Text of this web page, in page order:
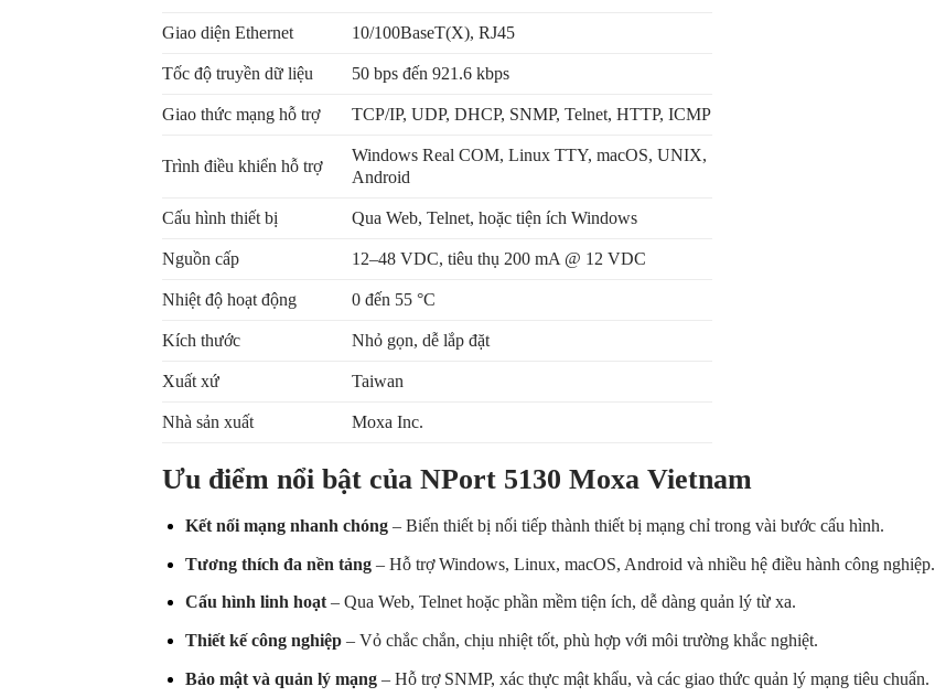
Giao diện Ethernet 10/100BaseT(X), RJ45
Tốc độ truyền dữ liệu 50 bps đến 921.6 kbps
Giao thức mạng hỗ trợ TCP/IP, UDP, DHCP, SNMP, Telnet, HTTP, ICMP
Trình điều khiển hỗ trợ
Windows Real COM, Linux TTY, macOS, UNIX,
Android
Cấu hình thiết bị Qua Web, Telnet, hoặc tiện ích Windows
Nguồn cấp 12–48 VDC, tiêu thụ 200 mA @ 12 VDC
Nhiệt độ hoạt động 0 đến 55 °C
Kích thước Nhỏ gọn, dễ lắp đặt
Xuất xứ Taiwan
Nhà sản xuất Moxa Inc.
Ưu điểm nổi bật của NPort 5130 Moxa Vietnam
Kết nối mạng nhanh chóng– Biến thiết bị nối tiếp thành thiết bị mạng chỉ trong vài bước cấu hình.
Tương thích đa nền tảng– Hỗ trợ Windows, Linux, macOS, Android và nhiều hệ điều hành công nghiệp.
Cấu hình linh hoạt– Qua Web, Telnet hoặc phần mềm tiện ích, dễ dàng quản lý từ xa.
Thiết kế công nghiệp– Vỏ chắc chắn, chịu nhiệt tốt, phù hợp với môi trường khắc nghiệt.
Bảo mật và quản lý mạng– Hỗ trợ SNMP, xác thực mật khẩu, và các giao thức quản lý mạng tiêu chuẩn.